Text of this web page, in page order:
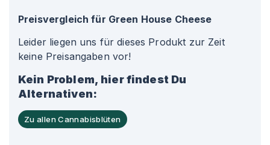
Preisvergleich für Green House Cheese
Leider liegen uns für dieses Produkt zur Zeit
keine Preisangaben vor!
Kein Problem, hier findest Du
Alternativen:
Zu allen Cannabisblüten